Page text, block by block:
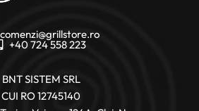
comenzi@grillstore.ro
+40 724 558 223
BNT SISTEM SRL
CUI RO 12745140